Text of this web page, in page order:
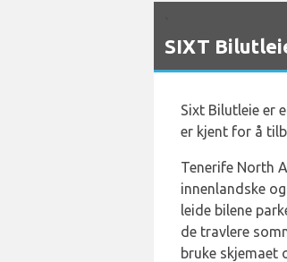
SIXT
Sixt Bilutleie er
er kjent for å
Tenerife North
innenlandske
leide bilene
de travlere
bruke skjemaet